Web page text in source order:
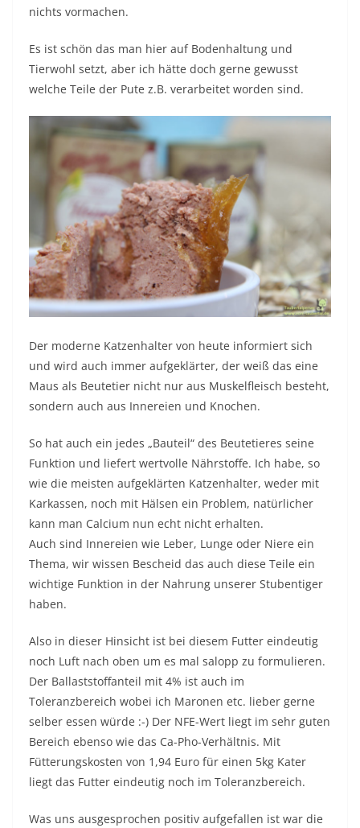
nichts vormachen.
Es ist schön das man hier auf Bodenhaltung und
Tierwohl setzt, aber ich hätte doch gerne gewusst
welche Teile der Pute z.B. verarbeitet worden sind.
Der moderne Katzenhalter von heute informiert sich
und wird auch immer aufgeklärter, der weiß das eine
Maus als Beutetier nicht nur aus Muskelfleisch besteht,
sondern auch aus Innereien und Knochen.
So hat auch ein jedes „Bauteil“ des Beutetieres seine
Funktion und liefert wertvolle Nährstoffe. Ich habe, so
wie die meisten aufgeklärten Katzenhalter, weder mit
Karkassen, noch mit Hälsen ein Problem, natürlicher
kann man Calcium nun echt nicht erhalten.
Auch sind Innereien wie Leber, Lunge oder Niere ein
Thema, wir wissen Bescheid das auch diese Teile ein
wichtige Funktion in der Nahrung unserer Stubentiger
haben.
Also in dieser Hinsicht ist bei diesem Futter eindeutig
noch Luft nach oben um es mal salopp zu formulieren.
Der Ballaststoffanteil mit 4% ist auch im
Toleranzbereich wobei ich Maronen etc. lieber gerne
selber essen würde :-) Der NFE-Wert liegt im sehr guten
Bereich ebenso wie das Ca-Pho-Verhältnis. Mit
Fütterungskosten von 1,94 Euro für einen 5kg Kater
liegt das Futter eindeutig noch im Toleranzbereich.
Was uns ausgesprochen positiv aufgefallen ist war die